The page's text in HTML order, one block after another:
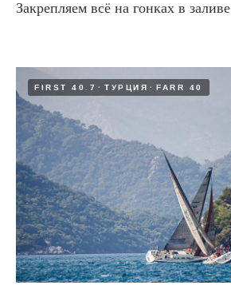
Закрепляем всё на гонках в
FIRST 40.7 ТУРЦИЯ FARR 40